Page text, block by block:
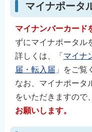
マイナポータ
マイナンバーカード
ずにマイナポータル
詳しくは、「 マイナ
届・転入届 」をご覧
なお、マイナポータ
をいただきますので、
お願いします。